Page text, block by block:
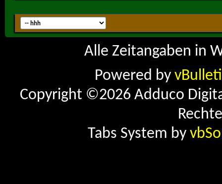
Alle Zeitangaben in
Powered by
Copyright ©2026 Adduco
Tabs System by